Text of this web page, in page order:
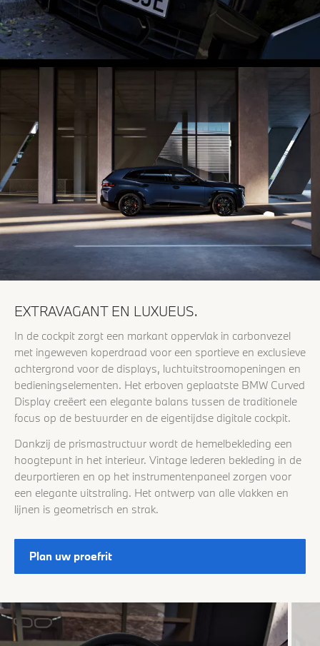
EXTRAVAGANT EN LUXUEUS.
In de cockpit zorgt een markant oppervlak in carbonvezel
met ingeweven koperdraad voor een sportieve en exclusieve
achtergrond voor de displays, luchtuitstroomopeningen en
bedieningselementen. Het erboven geplaatste BMW Curved
Display creëert een elegante balans tussen de traditionele
focus op de bestuurder en de eigentijdse digitale cockpit.
Dankzij de prismastructuur wordt de hemelbekleding een
hoogtepunt in het interieur. Vintage lederen bekleding in de
deurportieren en op het instrumentenpaneel zorgen voor
een elegante uitstraling. Het ontwerp van alle vlakken en
lijnen is geometrisch en strak.
Plan uw proefrit